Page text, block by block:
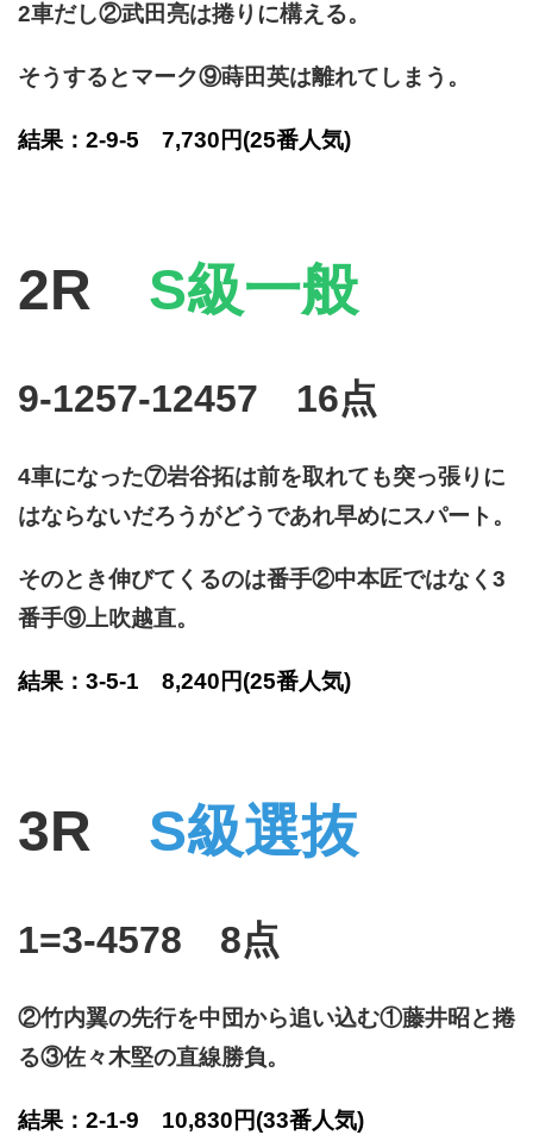
2車だし②武田亮は捲りに構える。
そうするとマーク⑨蒔田英は離れてしまう。
結果：2-9-5 7,730円(25番人気)
2R S級一般
9-1257-12457 16点
4車になった⑦岩谷拓は前を取れても突っ張りに
はならないだろうがどうであれ早めにスパート。
そのとき伸びてくるのは番手②中本匠ではなく3
番手⑨上吹越直。
結果：3-5-1 8,240円(25番人気)
3R S級選抜
1=3-4578 8点
②竹内翼の先行を中団から追い込む①藤井昭と捲
る③佐々木堅の直線勝負。
結果：2-1-9 10,830円(33番人気)